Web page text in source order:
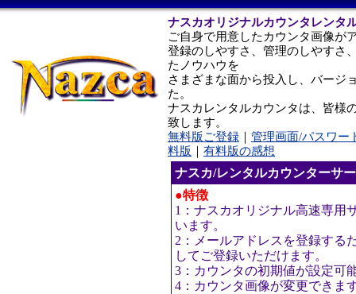
ナスカオリジナルカウンタレンタ
ご自身で用意したカウンタ画像が
登録のしやすさ、管理のしやすさ
たノウハウを
さまざまな面から投入し、バージ
た。
ナスカレンタルカウンタは、皆様
致します。
無料版ご登録 ｜ 管理画面/パスワー
料版 ｜ 有料版の感想
ナスカ/レンタルカウンターサ
●特徴
1：ナスカオリジナル高速専用
います。
2：メールアドレスを登録する
してご登録いただけます。
3：カウンタの初期値が設定可
4：カウンタ画像が変更できま